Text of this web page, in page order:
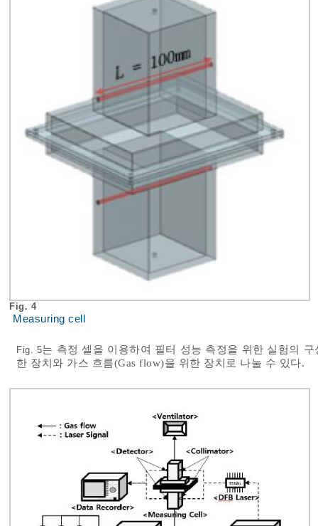
Fig. 4
Measuring cell
Fig. 5는 측정 셀을 이용하여 필터 성능 측정을 위한 실험의
한 장치와 가스 흐름(Gas flow)을 위한 장치로 나눌 수 있다.